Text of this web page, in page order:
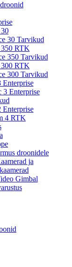
30 Tarvikud
RTK
350 Tarvikud
RTK
300 Tarvikud
3 Enterprise
4 RTK
droonidele
ja
Gimbal